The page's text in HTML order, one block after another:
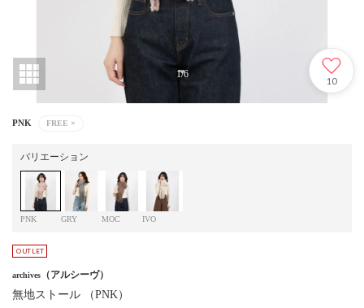
1/6
10
PNK FREE ×
バリエーション
PNK GRY MOC IVO
archives （アルシーヴ）
無地ストール （PNK）